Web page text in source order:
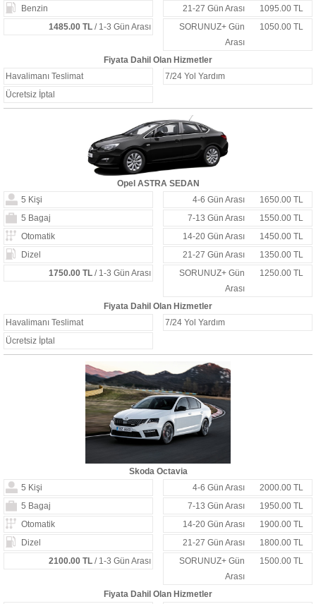
Benzin
21-27 Gün Arası
1095.00 TL
1485.00 TL/ 1-3 Gün Arası
SORUNUZ+ Gün
Arası
1050.00 TL
Fiyata Dahil Olan Hizmetler
Havalimanı Teslimat
7/24 Yol Yardım
Ücretsiz İptal
Opel ASTRA SEDAN
5 Kişi
4-6 Gün Arası
1650.00 TL
5 Bagaj
7-13 Gün Arası
1550.00 TL
Otomatik
14-20 Gün Arası
1450.00 TL
Dizel
21-27 Gün Arası
1350.00 TL
1750.00 TL/ 1-3 Gün Arası
SORUNUZ+ Gün
Arası
1250.00 TL
Fiyata Dahil Olan Hizmetler
Havalimanı Teslimat
7/24 Yol Yardım
Ücretsiz İptal
Skoda Octavia
5 Kişi
4-6 Gün Arası
2000.00 TL
5 Bagaj
7-13 Gün Arası
1950.00 TL
Otomatik
14-20 Gün Arası
1900.00 TL
Dizel
21-27 Gün Arası
1800.00 TL
2100.00 TL/ 1-3 Gün Arası
SORUNUZ+ Gün
Arası
1500.00 TL
Fiyata Dahil Olan Hizmetler